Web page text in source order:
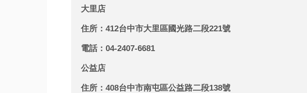
大里店
住所：412台中市大里區國光路二段221號
電話：04-2407-6681
公益店
住所：408台中市南屯區公益路二段138號